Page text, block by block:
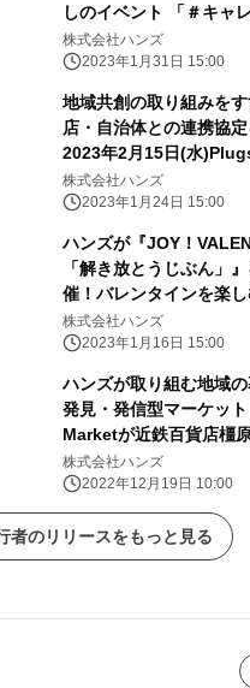
しのイベント 「＃キャ
「CHAREC POPUP
催！
株式会社ハンズ
2023年1月31日 15:00
地域共創の取り組みを
店・自治体との連携協
2023年2月15日(水
木橋百貨店内にオープン
株式会社ハンズ
2023年1月24日 15:00
ハンズが『JOY！
「解き放とうじぶん」
催！バレンタインを楽
豊富にご用意
株式会社ハンズ
2023年1月16日 15:00
ハンズが取り組む地域の
発見・発信型マーケ
Marketが近鉄百貨店橿
日(水)オープン！
株式会社ハンズ
2022年12月19日 10:00
者のリリースをもっと見る